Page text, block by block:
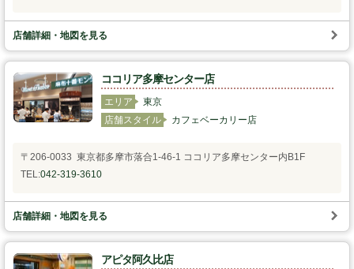
店舗詳細・地図を見る
ココリア多摩センター店
エリア
東京
店舗スタイル
カフェベーカリー店
〒206-0033 東京都多摩市落合1-46-1 ココリア多摩センター内B1F
TEL:042-319-3610
店舗詳細・地図を見る
アピタ阿久比店
パンと合うおすすめ料理!!
モンタボー公式ショップ
会社情報
本社 〒103-0024
Copyright (C) SWEET STYLE Co.,Ltd. All
Rights Reserved.